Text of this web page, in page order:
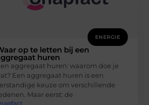
ENERGIE
op te letten bij een
huren
aggregaat huren: waarom doe je
Een aggregaat huren is een
keuze om verschillende
Maar eerst: de